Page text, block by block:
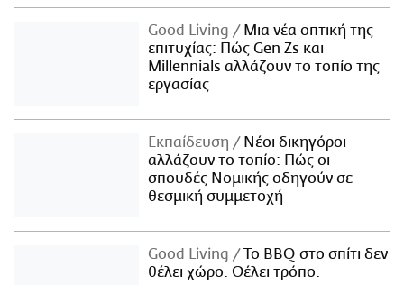
Good Living
Μια νέα οπτική της
επιτυχίας: Πώς Gen Zs και
Millennials αλλάζουν το τοπίο της
εργασίας
Εκπαίδευση
Νέοι δικηγόροι
αλλάζουν το τοπίο: Πώς οι
σπουδές Νομικής οδηγούν σε
θεσμική συμμετοχή
Good Living
Το BBQ στο σπίτι δεν
θέλει χώρο. Θέλει τρόπο.